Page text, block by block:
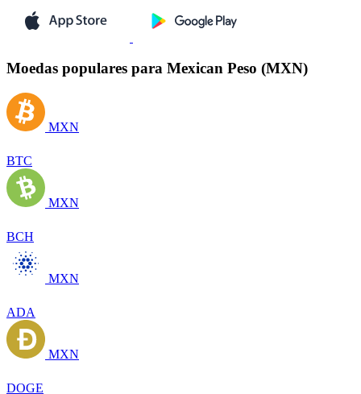
Moedas populares para Mexican Peso (MXN)
MXN
BTC
MXN
BCH
MXN
ADA
MXN
DOGE